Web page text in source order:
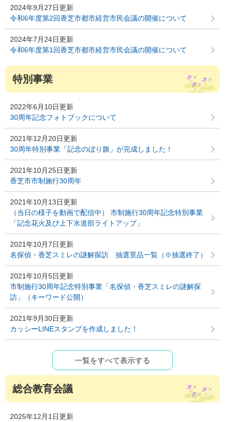
2024年9月27日更新
令和6年度第2回香芝市都市経営市民会議の開催について
2024年7月24日更新
令和6年度第1回香芝市都市経営市民会議の開催について
特別事業
2022年6月10日更新
30周年記念フォトブックについて
2021年12月20日更新
30周年特別事業「記念のぼり旗」が完成しました！
2021年10月25日更新
香芝市市制施行30周年
2021年10月13日更新
（当日の様子を動画で配信中） 市制施行30周年記念特別事業
「記念花火及び上下水道部ライトアップ」
2021年10月7日更新
名探偵・香芝スミレの謎解探訪 抽選景品一覧（※抽選終了）
2021年10月5日更新
市制施行30周年記念特別事業「名探偵・香芝スミレの謎解探
訪」（キーワード公開）
2021年9月30日更新
カッシーLINEスタンプを作成しました！
一覧をすべて表示する
総合教育会議
2025年12月1日更新